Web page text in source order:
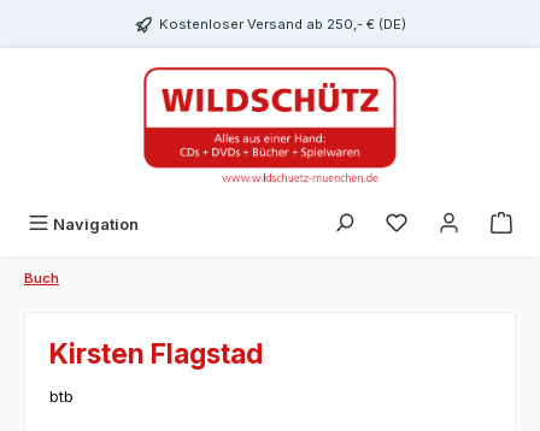
Kostenloser Versand ab 250,- € (DE)
Navigation Du hast 0
Buch
Kirsten Flagstad
btb